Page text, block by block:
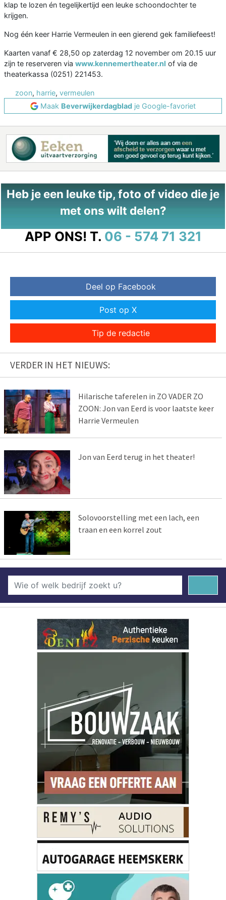
klap te lozen én tegelijkertijd een leuke schoondochter te
krijgen.
Nog één keer Harrie Vermeulen in een gierend gek familiefeest!
Kaarten vanaf € 28,50 op zaterdag 12 november om 20.15 uur
zijn te reserveren via www.kennemertheater.nl of via de
theaterkassa (0251) 221453.
zoon, harrie, vermeulen
Maak Beverwijkerdagblad je Google-favoriet
Heb je een leuke tip, foto of video die je
met ons wilt delen?
APP ONS! T. 06 - 574 71 321
Deel op Facebook
Post op X
Tip de redactie
VERDER IN HET NIEUWS:
Hilarische taferelen in ZO VADER ZO
ZOON: Jon van Eerd is voor laatste keer
Harrie Vermeulen
Jon van Eerd terug in het theater!
Solovoorstelling met een lach, een
traan en een korrel zout